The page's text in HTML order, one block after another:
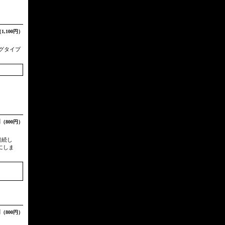
1,100円）
タイプ
（800円）
し
しま
（800円）